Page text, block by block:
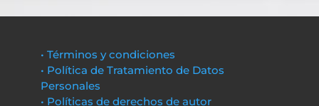
• Términos y condiciones
• Política de Tratamiento de Datos
Personales
• Políticas de derechos de autor